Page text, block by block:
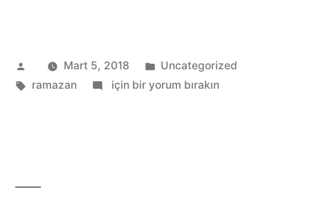
Sağlığı”
Gönderen:Mart 5, 2018 Kategori:
Uncategorized
Etiketler:
ramazan
Ramazan
için bir yorum bırakın